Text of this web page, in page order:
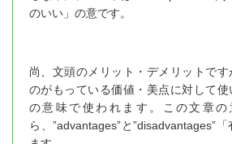
のいい」の意です。
尚、文頭のメリット・デメリットで
のがもっている価値・美点に対して使
の意味で使われます。この文章の
ら、”advantages”と”disadvantages”